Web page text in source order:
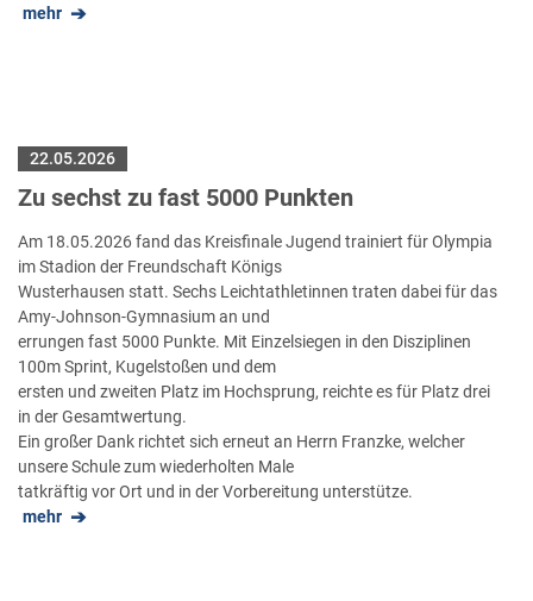
mehr
22.05.2026
Zu sechst zu fast 5000 Punkten
Am 18.05.2026 fand das Kreisfinale Jugend trainiert für Olympia
im Stadion der Freundschaft Königs
Wusterhausen statt. Sechs Leichtathletinnen traten dabei für das
Amy-Johnson-Gymnasium an und
errungen fast 5000 Punkte. Mit Einzelsiegen in den Disziplinen
100m Sprint, Kugelstoßen und dem
ersten und zweiten Platz im Hochsprung, reichte es für Platz drei
in der Gesamtwertung.
Ein großer Dank richtet sich erneut an Herrn Franzke, welcher
unsere Schule zum wiederholten Male
tatkräftig vor Ort und in der Vorbereitung unterstütze.
mehr